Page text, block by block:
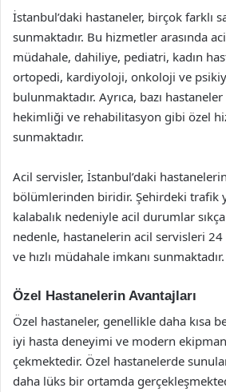
İstanbul’daki hastaneler, birçok farklı
sunmaktadır. Bu hizmetler arasında
müdahale, dahiliye, pediatri, kadın
ortopedi, kardiyoloji, onkoloji ve
bulunmaktadır. Ayrıca, bazı
hekimliği ve rehabilitasyon gibi özel
sunmaktadır.
Acil servisler, İstanbul’daki
bölümlerinden biridir. Şehirdeki trafik
kalabalık nedeniyle acil durumlar
nedenle, hastanelerin acil servisleri
ve hızlı müdahale imkanı sunmaktadır.
Özel Hastanelerin Avantajları
Özel hastaneler, genellikle daha kısa
iyi hasta deneyimi ve modern
çekmektedir. Özel hastanelerde
daha lüks bir ortamda